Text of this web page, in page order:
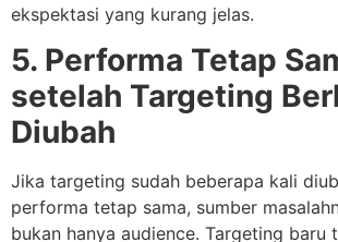
ekspektasi yang kurang jelas.
5. Performa Tetap
setelah Targeting
Diubah
Jika targeting sudah beberapa kali
performa tetap sama, sumber
bukan hanya audience. Targeting baru